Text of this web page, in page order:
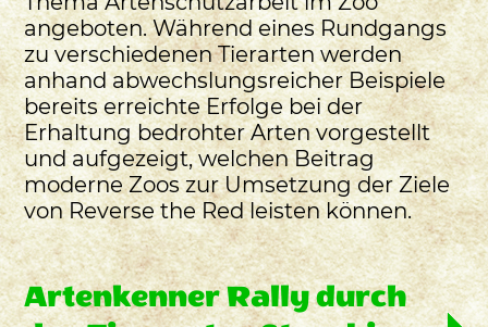
angeboten. Während eines Rundgangs
zu verschiedenen Tierarten werden
anhand abwechslungsreicher Beispiele
bereits erreichte Erfolge bei der
Erhaltung bedrohter Arten vorgestellt
und aufgezeigt, welchen Beitrag
moderne Zoos zur Umsetzung der Ziele
von Reverse the Red leisten können.
Artenkenner Rally durch